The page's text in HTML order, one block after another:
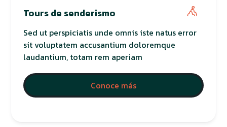
Tours de senderismo
Sed ut perspiciatis unde omnis iste natus error
sit voluptatem accusantium doloremque
laudantium, totam rem aperiam
Conoce más